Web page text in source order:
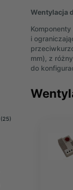
(25)
Wentylacja
i
mm), z
do